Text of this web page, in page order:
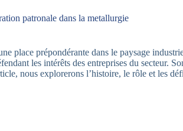
patronale dans la metallurgie
place prépondérante dans le paysage
les intérêts des entreprises du secteur.
nous explorerons l’histoire, le rôle et les